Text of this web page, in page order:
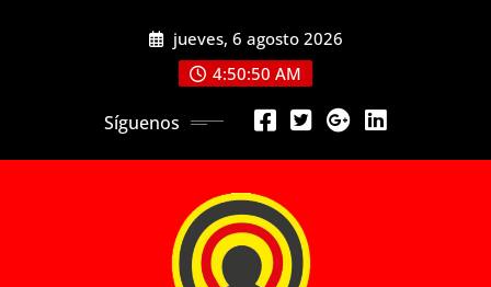
jueves, 6 agosto 2026
4:50:52 AM
Síguenos